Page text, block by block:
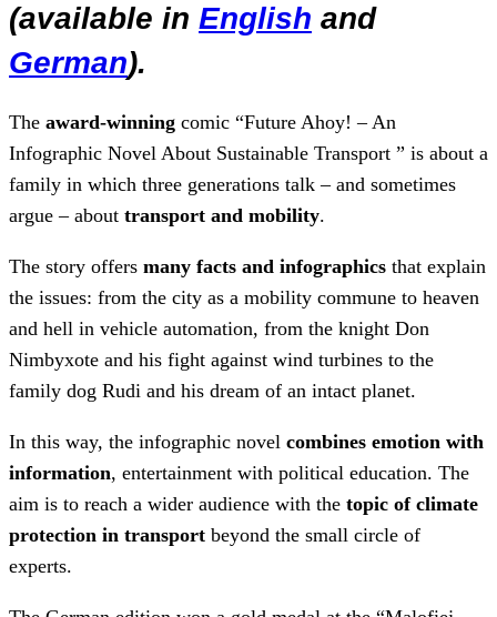
(available in English and
German).
The award-winning comic “Future Ahoy! – An
Infographic Novel About Sustainable Transport ” is about a
family in which three generations talk – and sometimes
argue – about transport and mobility.
The story offers many facts and infographics that explain
the issues: from the city as a mobility commune to heaven
and hell in vehicle automation, from the knight Don
Nimbyxote and his fight against wind turbines to the
family dog Rudi and his dream of an intact planet.
In this way, the infographic novel combines emotion with
information, entertainment with political education. The
aim is to reach a wider audience with the topic of climate
protection in transport beyond the small circle of
experts.